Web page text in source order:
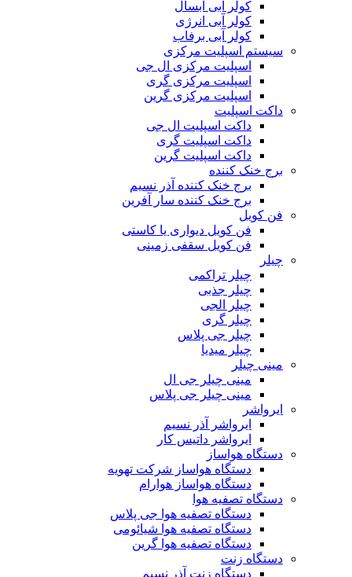
کولر آبی آبسال
کولر آبی انرژی
کولر آبی برفاب
سیستم اسپلیت مرکزی
اسپلیت مرکزی ال جی
اسپلیت مرکزی گری
اسپلیت مرکزی گرین
داکت اسپلیت
داکت اسپلیت ال جی
داکت اسپلیت گری
داکت اسپلیت گرین
برج خنک کننده
برج خنک کننده آذر نسیم
برج خنک کننده سار آفرین
فن کویل
فن کویل دیواری یا کاستی
فن کویل سقفی زمینی
چیلر
چیلر تراکمی
چیلر جذبی
چیلر الجی
چیلر گری
چیلر جی پلاس
چیلر میدیا
مینی چیلر
مینی چیلر جی ال
مینی چیلر جی پلاس
ایرواشر
ایرواشر آذر نسیم
ایرواشر داتیس کار
دستگاه هواساز
دستگاه هواساز شرکت تهویه
دستگاه هواساز هوارام
دستگاه تصفیه هوا
دستگاه تصفیه هوا جی پلاس
دستگاه تصفیه هوا شیائومی
دستگاه تصفیه هوا گرین
دستگاه زنت
دستگاه زنت آذر نسیم